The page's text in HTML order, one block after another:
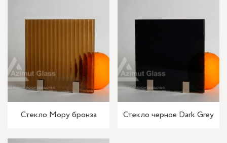
Стекло Мору бронза Стекло черное Dark Grey